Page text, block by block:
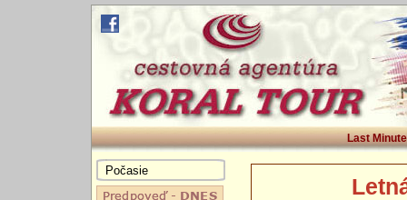
Last Minute
Počasie